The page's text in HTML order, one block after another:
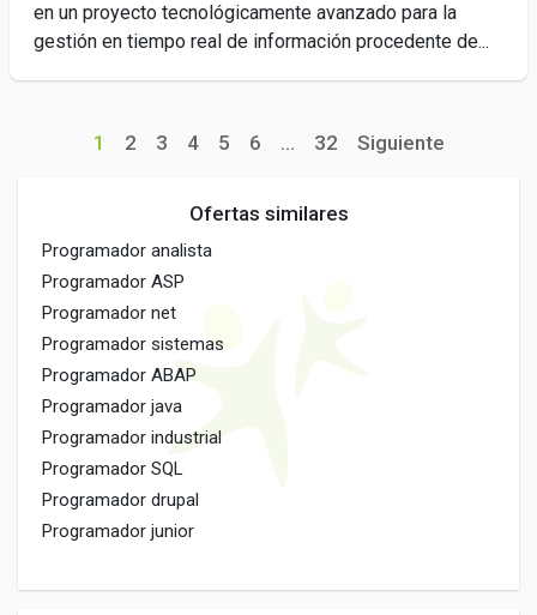
en un proyecto tecnológicamente avanzado para la
gestión en tiempo real de información procedente de...
1 2 3 4 5 6 ... 32 Siguiente
Ofertas similares
Programador analista
Programador ASP
Programador net
Programador sistemas
Programador ABAP
Programador java
Programador industrial
Programador SQL
Programador drupal
Programador junior